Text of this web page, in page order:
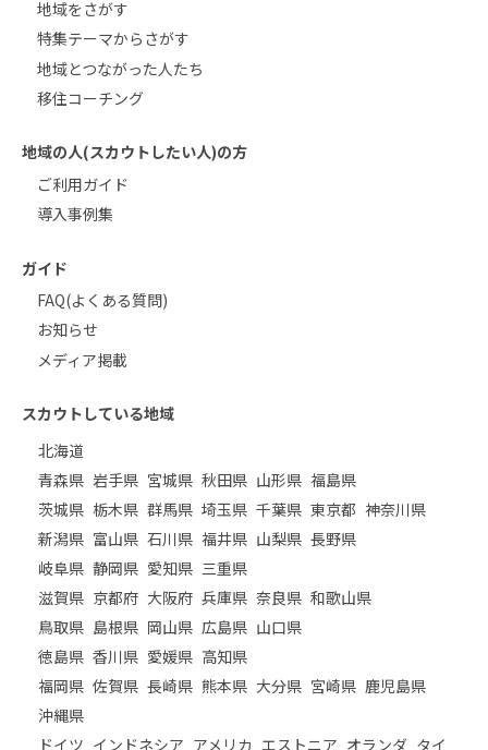
地域をさがす
特集テーマからさがす
地域とつながった人たち
移住コーチング
地域の人(スカウトしたい人)の方
ご利用ガイド
導入事例集
ガイド
FAQ(よくある質問)
お知らせ
メディア掲載
スカウトしている地域
北海道
青森県 岩手県 宮城県 秋田県 山形県 福島県
茨城県 栃木県 群馬県 埼玉県 千葉県 東京都 神奈川県
新潟県 富山県 石川県 福井県 山梨県 長野県
岐阜県 静岡県 愛知県 三重県
滋賀県 京都府 大阪府 兵庫県 奈良県 和歌山県
鳥取県 島根県 岡山県 広島県 山口県
徳島県 香川県 愛媛県 高知県
福岡県 佐賀県 長崎県 熊本県 大分県 宮崎県 鹿児島県
沖縄県
ドイツ インドネシア アメリカ エストニア オランダ タイ